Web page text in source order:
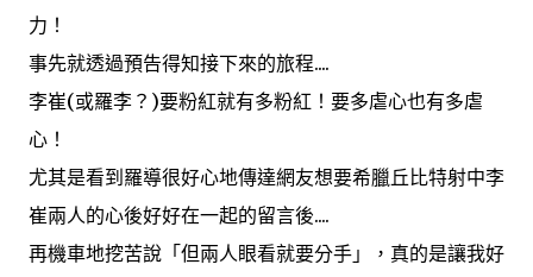
力！
事先就透過預告得知接下來的旅程....
李崔(或羅李？)要粉紅就有多粉紅！要多虐心也有多虐
心！
尤其是看到羅導很好心地傳達網友想要希臘丘比特射中李
崔兩人的心後好好在一起的留言後....
再機車地挖苦說「但兩人眼看就要分手」，真的是讓我好